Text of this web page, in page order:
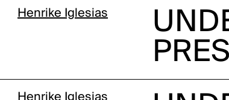
Henrike Iglesias